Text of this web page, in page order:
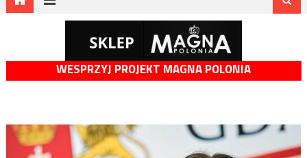
WESPRZYJ PROJEKT MAGNA POLONIA